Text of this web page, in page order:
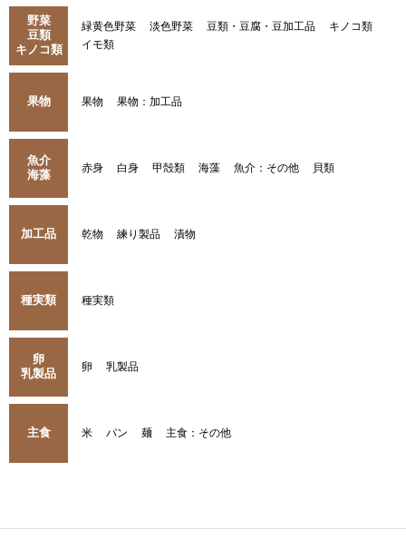
野菜
豆類
キノコ類
緑黄色野菜 淡色野菜 豆類・豆腐・豆加工品
キノコ類
イモ類
果物 果物 果物：加工品
魚介
海藻
赤身 白身 甲殻類 海藻 魚介：その他 貝類
加工品 乾物 練り製品 漬物
種実類 種実類
卵
乳製品
卵 乳製品
主食 米 パン 麺 主食：その他